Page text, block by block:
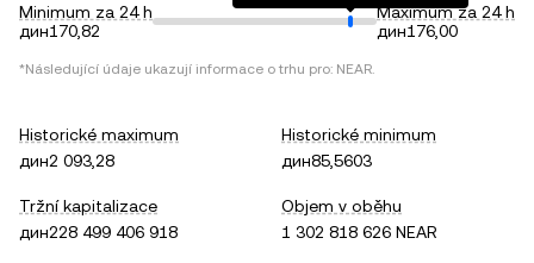
Minimum za 24 h
дин170,82
Maximum za 24 h
дин176,00
*Následující údaje ukazují informace o trhu pro: NEAR.
Historické maximum
дин2 093,28
Historické minimum
дин85,5603
Tržní kapitalizace
дин228 499 406 918
Objem v oběhu
1 302 818 626 NEAR